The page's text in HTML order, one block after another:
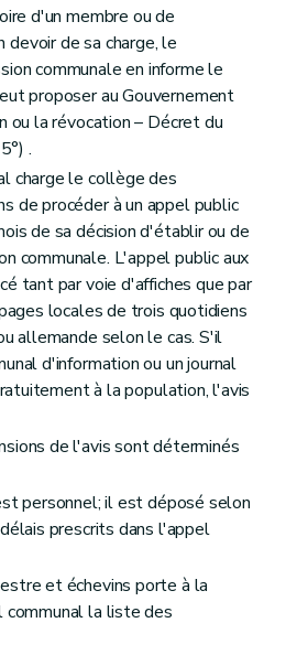
mesures de protection
sondages archéologiques et des fouilles
sondages archéologiques et des fouilles d'utilité publique
découvertes fortuites
du 1erjuillet 1993, art. 3) . - Dispositions transitoires
d'un membre ou de
devoir de sa charge, le
communale en informe le
proposer au Gouvernement
ou la révocation – Décret du
.
charge le collège des
de procéder à un appel public
de sa décision d'établir ou de
communale. L'appel public aux
tant par voie d'affiches que par
locales de trois quotidiens
allemande selon le cas. S'il
d'information ou un journal
à la population, l'avis
de l'avis sont déterminés
personnel; il est déposé selon
prescrits dans l'appel
et échevins porte à la
communal la liste des